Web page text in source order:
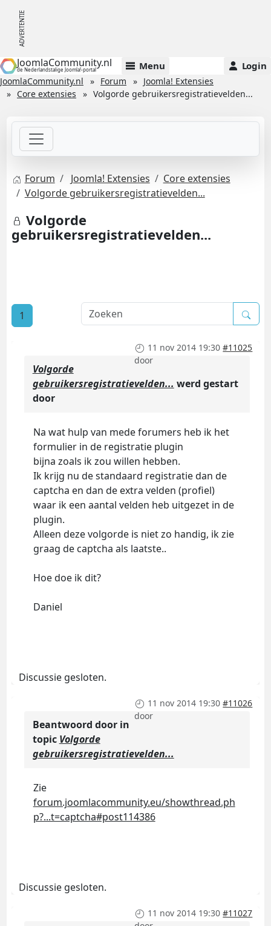
JoomlaCommunity.nl
de Nederlandstalige Joomla!-portal Menu Login
JoomlaCommunity.nl Forum
Joomla! Extensies
Core extensies
Volgorde gebruikersregistratievelden...
Forum Joomla! Extensies
Core extensies
Volgorde gebruikersregistratievelden...
Volgorde
gebruikersregistratievelden...
1
11 nov 2014 19:30 #11025
door
Volgorde
gebruikersregistratievelden... werd gestart
door
Na wat hulp van mede forumers heb ik het
formulier in de registratie plugin
bijna zoals ik zou willen hebben.
Ik krijg nu de standaard registratie dan de
captcha en dan de extra velden (profiel)
waar ik een aantal velden heb uitgezet in de
plugin.
Alleen deze volgorde is niet zo handig, ik zie
graag de captcha als laatste..
Hoe doe ik dit?
Daniel
Discussie gesloten.
11 nov 2014 19:30 #11026
door
Beantwoord door in
topic Volgorde
gebruikersregistratievelden...
Zie
forum.joomlacommunity.eu/showthread.ph
p?...t=captcha#post114386
Discussie gesloten.
11 nov 2014 19:30 #11027